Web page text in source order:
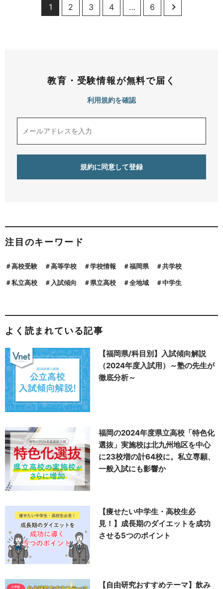
1 2 3 4 … 6
教育・受験情報が無料で届く
利用規約を確認
注目のキーワード
高校受験 高等学校 学校情報 福岡県 共学校
私立高校 入試傾向 県立高校 全地域 中学生
よく読まれている記事
【福岡県/科目別】入試傾向解説
（2024年度入試用）～塾の先生が
徹底分析～
福岡の2024年度県立高校「特色化
選抜」実施校は北九州地区を中心
に23校増の計64校に。私立専願、
一般入試にも影響か
【痩せたい中学生・高校生必
見！】成長期のダイエットを成功
させる5つのポイント
【自由研究おすすめテーマ】飲み